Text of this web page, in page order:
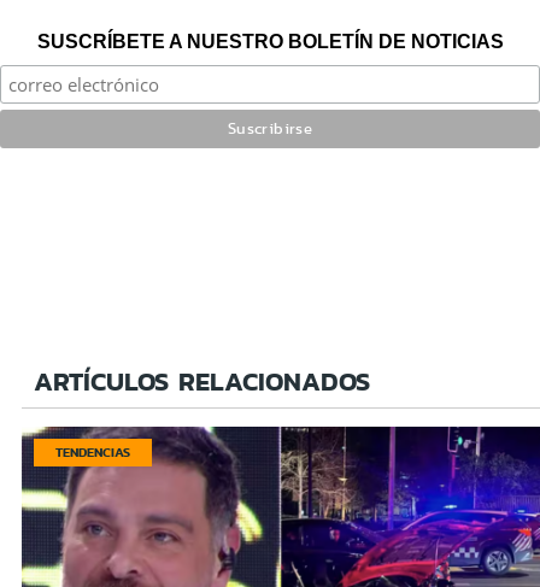
SUSCRÍBETE A NUESTRO BOLETÍN DE NOTICIAS
ARTÍCULOS RELACIONADOS
TENDENCIAS